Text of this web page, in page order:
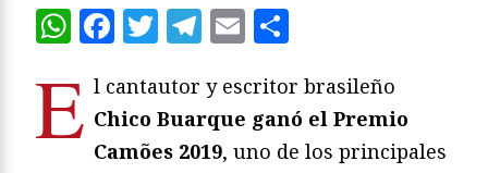
WhatsApp
Facebook
Twitter
Telegram
Email
E l cantautor y escritor brasileño
Chico Buarque ganó el Premio
Camões 2019, uno de los principales